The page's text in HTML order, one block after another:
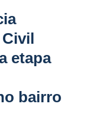
etapa
bairro